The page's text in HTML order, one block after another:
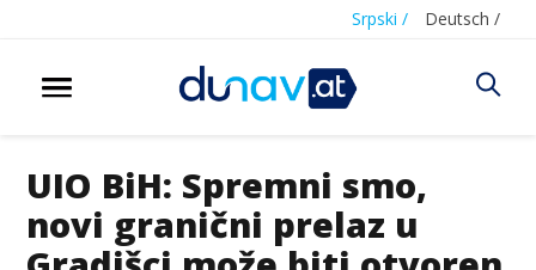
Srpski / Deutsch /
UIO BiH: Spremni smo,
novi granični prelaz u